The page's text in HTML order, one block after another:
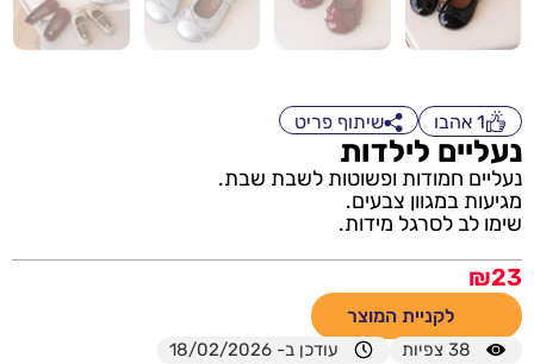
1 אהבו שיתוף פריט
נעליים לילדות
נעליים חמודות ופשוטות לשבת שבת.
מגיעות במגוון צבעים.
שימו לב לסרגל מידות.
₪23
לקניית המוצר
38 צפיות עודכן ב- 18/02/2026